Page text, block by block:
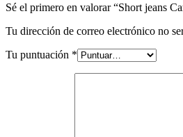
Sé el primero en valorar “Short jeans
Tu dirección de correo electrónico no
Tu puntuación *